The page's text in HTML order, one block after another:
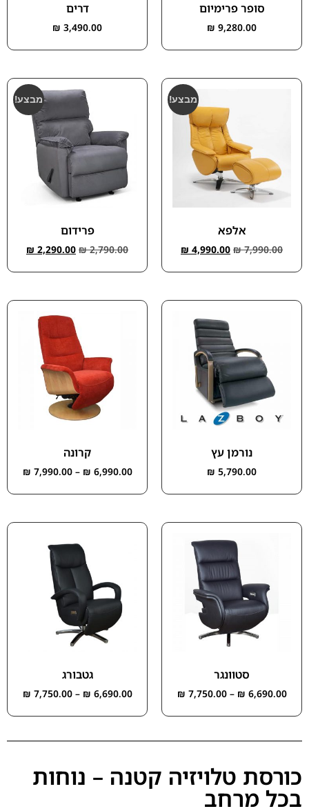
סופר פרימיום
₪ 9,280.00
דרים
₪ 3,490.00
מבצע!
אלפא
₪7,990.00
₪ 4,990.00
מבצע!
פרידום
₪2,790.00
₪ 2,290.00
נורמן עץ
₪ 5,790.00
קרונה
₪ 6,990.00
–
₪ 7,990.00
סטוונגר
₪ 6,690.00
–
₪ 7,750.00
גטבורג
₪ 6,690.00
–
₪ 7,750.00
כורסת טלויזיה קטנה – נוחות
בכל מרחב